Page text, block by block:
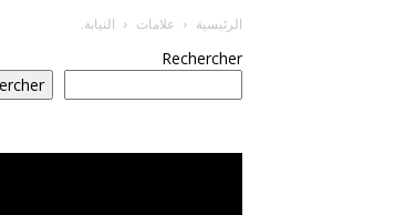
الرئيسية علامات النيابة.
Rechercher